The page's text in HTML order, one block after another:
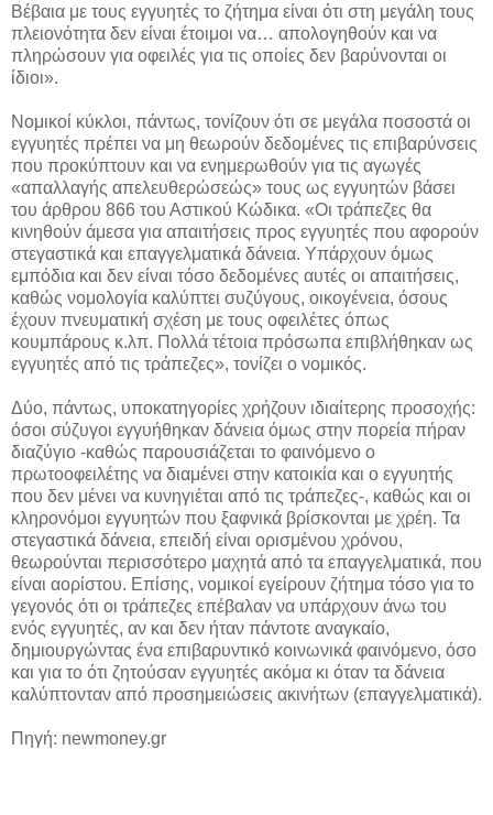
Βέβαια με τους εγγυητές το ζήτημα είναι ότι στη μεγάλη τους
πλειονότητα δεν είναι έτοιμοι να… απολογηθούν και να
πληρώσουν για οφειλές για τις οποίες δεν βαρύνονται οι
ίδιοι».
Νομικοί κύκλοι, πάντως, τονίζουν ότι σε μεγάλα ποσοστά οι
εγγυητές πρέπει να μη θεωρούν δεδομένες τις επιβαρύνσεις
που προκύπτουν και να ενημερωθούν για τις αγωγές
«απαλλαγής απελευθερώσεώς» τους ως εγγυητών βάσει
του άρθρου 866 του Αστικού Κώδικα. «Οι τράπεζες θα
κινηθούν άμεσα για απαιτήσεις προς εγγυητές που αφορούν
στεγαστικά και επαγγελματικά δάνεια. Υπάρχουν όμως
εμπόδια και δεν είναι τόσο δεδομένες αυτές οι απαιτήσεις,
καθώς νομολογία καλύπτει συζύγους, οικογένεια, όσους
έχουν πνευματική σχέση με τους οφειλέτες όπως
κουμπάρους κ.λπ. Πολλά τέτοια πρόσωπα επιβλήθηκαν ως
εγγυητές από τις τράπεζες», τονίζει ο νομικός.
Δύο, πάντως, υποκατηγορίες χρήζουν ιδιαίτερης προσοχής:
όσοι σύζυγοι εγγυήθηκαν δάνεια όμως στην πορεία πήραν
διαζύγιο -καθώς παρουσιάζεται το φαινόμενο ο
πρωτοοφειλέτης να διαμένει στην κατοικία και ο εγγυητής
που δεν μένει να κυνηγιέται από τις τράπεζες-, καθώς και οι
κληρονόμοι εγγυητών που ξαφνικά βρίσκονται με χρέη. Τα
στεγαστικά δάνεια, επειδή είναι ορισμένου χρόνου,
θεωρούνται περισσότερο μαχητά από τα επαγγελματικά, που
είναι αορίστου. Επίσης, νομικοί εγείρουν ζήτημα τόσο για το
γεγονός ότι οι τράπεζες επέβαλαν να υπάρχουν άνω του
ενός εγγυητές, αν και δεν ήταν πάντοτε αναγκαίο,
δημιουργώντας ένα επιβαρυντικό κοινωνικά φαινόμενο, όσο
και για το ότι ζητούσαν εγγυητές ακόμα κι όταν τα δάνεια
καλύπτονταν από προσημειώσεις ακινήτων (επαγγελματικά).
Πηγή: newmoney.gr